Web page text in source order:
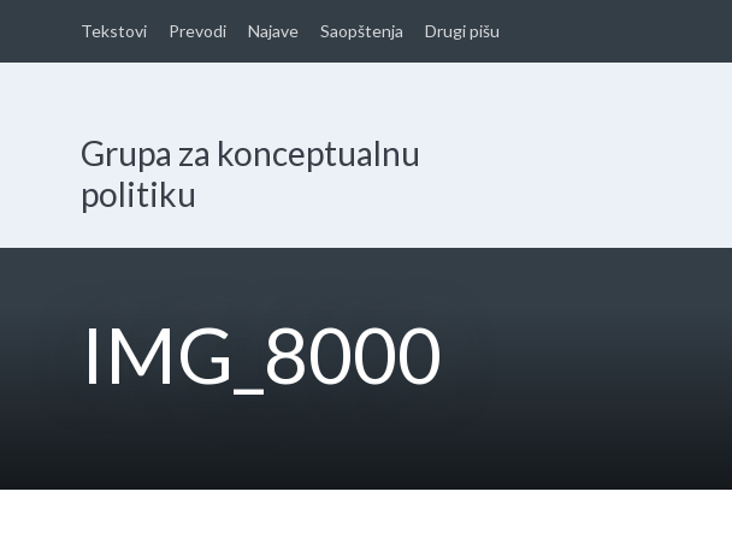
Tekstovi Prevodi Najave Saopštenja Drugi pišu
Grupa za konceptualnu
politiku
IMG_8000